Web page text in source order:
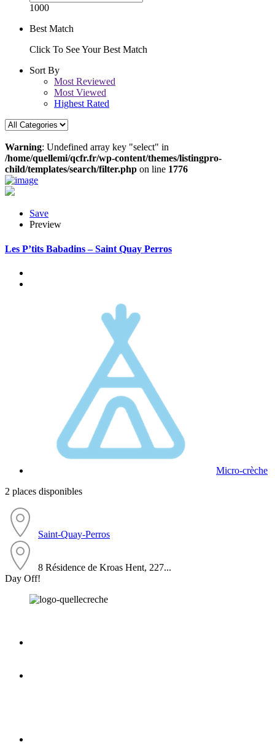
1000
Best Match
Click To See Your Best Match
Sort By
Most Reviewed
Most Viewed
Highest Rated
Warning: Undefined array key "select" in
/home/quellemi/qcfr.fr/wp-content/themes/listingpro-
child/templates/search/filter.php on line 1776
Save
Preview
Les P’tits Babadins – Saint Quay Perros
Micro-crèche
2 places disponibles
Saint-Quay-Perros
8 Résidence de Kroas Hent, 227...
Day Off!